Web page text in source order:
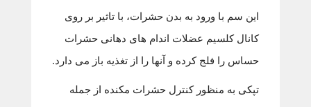
این سم با ورود به بدن حشرات، با تاثیر بر روی
کانال کلسیم عضلات اندام های دهانی حشرات
حساس را فلج کرده و آنها را از تغذیه باز می دارد.
تپکی به منظور کنترل حشرات مکنده از جمله